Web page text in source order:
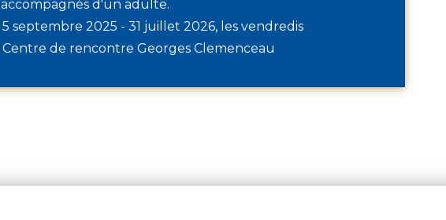
accompagnés d'un adulte.
5 septembre 2025 - 31 juillet 2026, les vendredis
Centre de rencontre Georges Clemenceau